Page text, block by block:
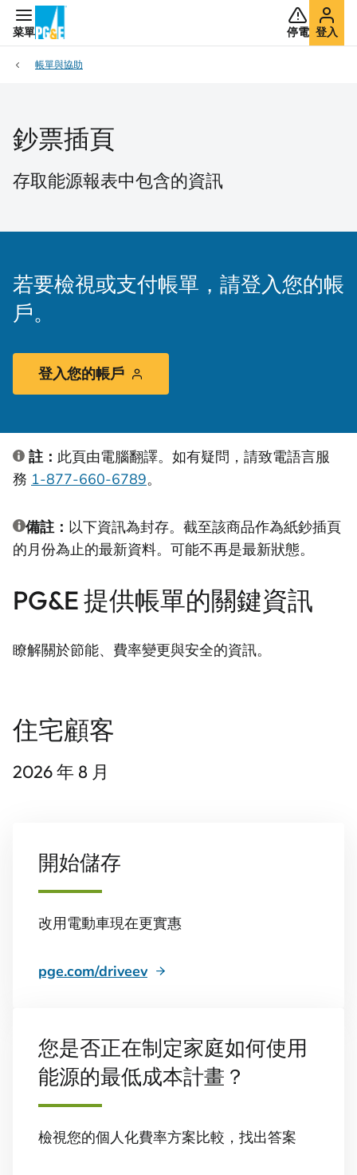
菜單 停電 登入
帳單與協助
鈔票插頁
存取能源報表中包含的資訊
若要檢視或支付帳單，請登入您的帳
戶。
登入您的帳戶
註： 此頁由電腦翻譯。如有疑問，請致電語言服
務 1-877-660-6789。
備註： 以下資訊為封存。截至該商品作為紙鈔插頁
的月份為止的最新資料。可能不再是最新狀態。
PG&E 提供帳單的關鍵資訊
瞭解關於節能、費率變更與安全的資訊。
住宅顧客
2026 年 8 月
開始儲存
改用電動車現在更實惠
pge.com/driveev
您是否正在制定家庭如何使用
能源的最低成本計畫？
檢視您的個人化費率方案比較，找出答案